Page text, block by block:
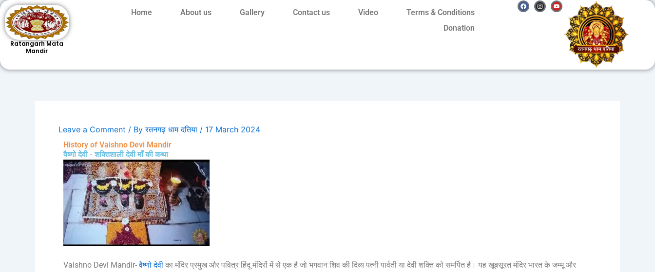
Skip
to
content
Ratangarh Mata
Mandir
Home About us Gallery Contact us Video
Terms & Conditions
Donation
FacebookInstagramYoutube
Leave a Comment / Byरतनगढ़ धाम दतिया / 17 March 2024
History of Vaishno Devi Mandir
वैष्णो देवी - शक्तिशाली देवी माँ की कथा
Vaishno Devi Mandir-वैष्णो देवी का मंदिर प्रमुख और पवित्र हिंदू मंदिरों में से एक है जो भगवान शिव की दिव्य पत्नी पार्वती या देवी शक्ति को समर्पित है। यह खूबसूरत मंदिर भारत के जम्मू और